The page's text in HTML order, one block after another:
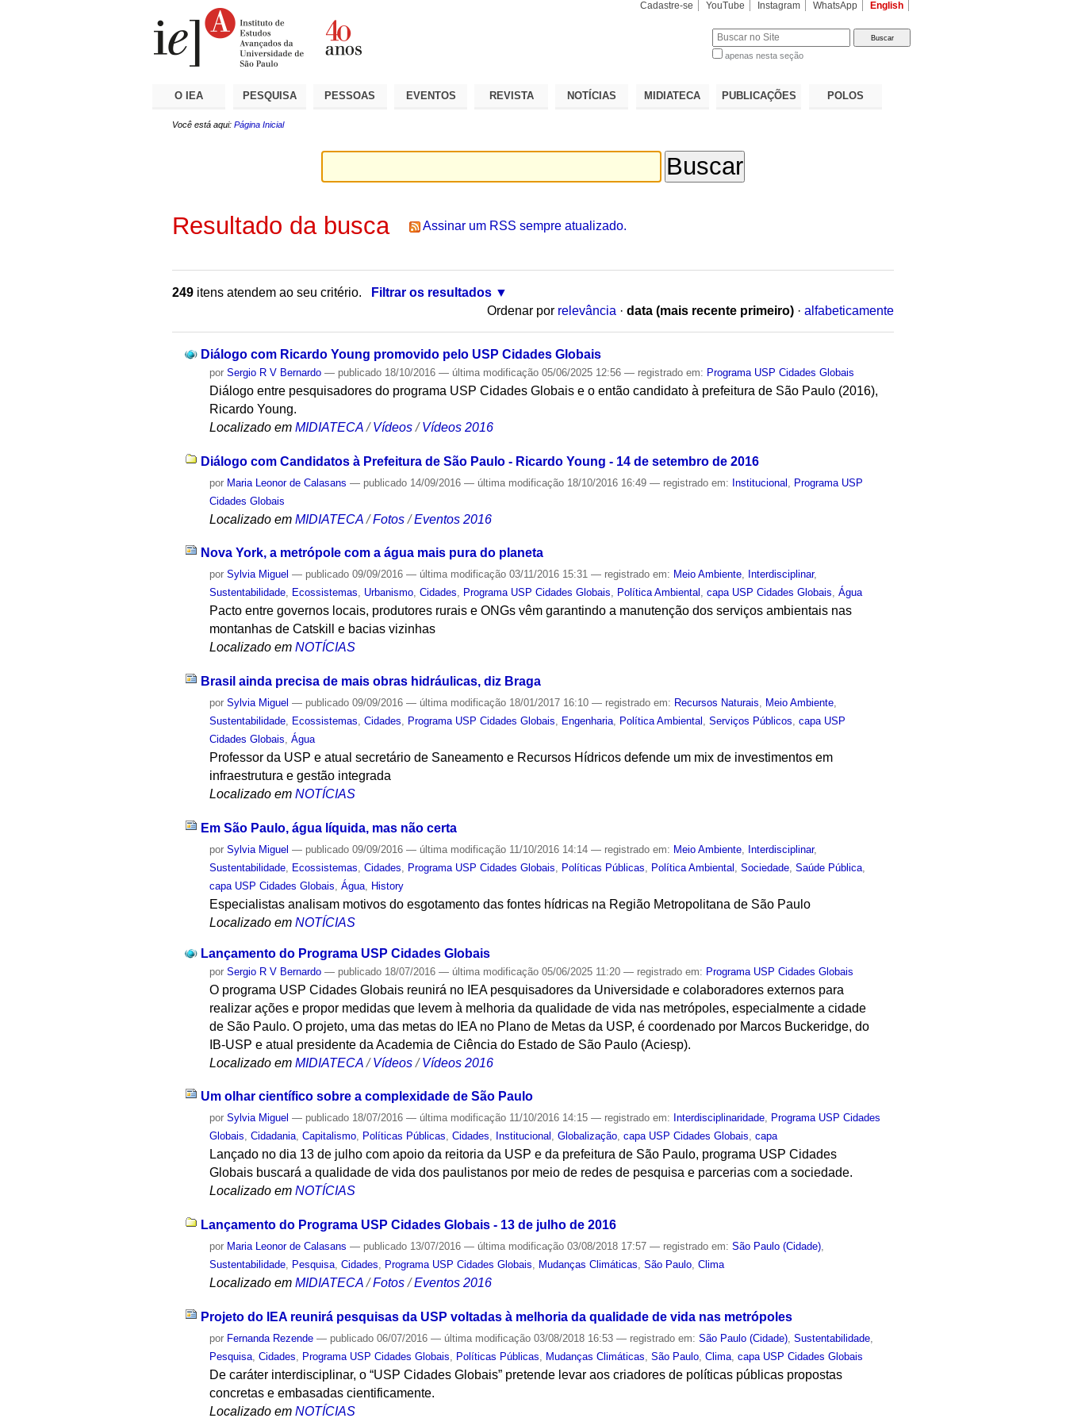
Cadastre-se YouTube Instagram WhatsApp English
apenas nesta seção
O IEA PESQUISA PESSOAS EVENTOS REVISTA NOTÍCIAS MIDIATECA PUBLICAÇÕES POLOS
Você está aqui: Página Inicial
Resultado da busca Assinar um RSS sempre atualizado.
249 itens atendem ao seu critério.
Filtrar os resultados
Ordenar por relevância · data (mais recente primeiro) · alfabeticamente
Diálogo com Ricardo Young promovido pelo USP Cidades Globais
porSergio R V Bernardo — publicado 18/10/2016— última modificação 05/06/2025 12:56— registrado em: Programa USP Cidades Globais
Diálogo entre pesquisadores do programa USP Cidades Globais e o então candidato à prefeitura de São Paulo (2016),
Ricardo Young.
Localizado em MIDIATECA /Vídeos /Vídeos 2016
Diálogo com Candidatos à Prefeitura de São Paulo - Ricardo Young - 14 de setembro de 2016
por Maria Leonor de Calasans — publicado 14/09/2016— última modificação 18/10/2016 16:49— registrado em: Institucional
Programa USP
Cidades Globais
Localizado em MIDIATECA /Fotos /Eventos 2016
Nova York, a metrópole com a água mais pura do planeta
porSylvia Miguel — publicado 09/09/2016— última modificação 03/11/2016 15:31— registrado em: Meio Ambiente, Interdisciplinar,
Sustentabilidade, Ecossistemas, Urbanismo,Cidades, Programa USP Cidades Globais, Política Ambiental ,capa USP Cidades Globais,Água
Pacto entre governos locais, produtores rurais e ONGs vêm garantindo a manutenção dos serviços ambientais nas
montanhas de Catskill e bacias vizinhas
Localizado em NOTÍCIAS
Brasil ainda precisa de mais obras hidráulicas, diz Braga
porSylvia Miguel — publicado 09/09/2016— última modificação 18/01/2017 16:10— registrado em: Recursos Naturais, Meio Ambiente,
Sustentabilidade, Ecossistemas,Cidades, Programa USP Cidades Globais, Engenharia, Política Ambiental ,Serviços Públicos,capa USP
Cidades Globais,Água
Professor da USP e atual secretário de Saneamento e Recursos Hídricos defende um mix de investimentos em
infraestrutura e gestão integrada
Localizado em NOTÍCIAS
Em São Paulo, água líquida, mas não certa
porSylvia Miguel — publicado 09/09/2016— última modificação 11/10/2016 14:14— registrado em: Meio Ambiente Interdisciplinar,
Sustentabilidade
Ecossistemas ,Cidades Programa USP Cidades Globais Políticas Públicas Política Ambiental ,Sociedade ,Saúde Pública
capa USP Cidades Globais ,Água History
Especialistas analisam motivos do esgotamento das fontes hídricas na Região Metropolitana de São Paulo
Localizado em NOTÍCIAS
Lançamento do Programa USP Cidades Globais
porSergio R V Bernardo — publicado 18/07/2016— última modificação 05/06/2025 11:20— registrado em: Programa USP Cidades Globais
O programa USP Cidades Globais reunirá no IEA pesquisadores da Universidade e colaboradores externos para
realizar ações e propor medidas que levem à melhoria da qualidade de vida nas metrópoles, especialmente a cidade
de São Paulo. O projeto, uma das metas do IEA no Plano de Metas da USP, é coordenado por Marcos Buckeridge, do
IB-USP e atual presidente da Academia de Ciência do Estado de São Paulo (Aciesp).
Localizado em MIDIATECA /Vídeos /Vídeos 2016
Um olhar científico sobre a complexidade de São Paulo
porSylvia Miguel — publicado 18/07/2016— última modificação 11/10/2016 14:15— registrado em: Interdisciplinaridade, Programa USP Cidades
Globais,Cidadania,Capitalismo, Políticas Públicas,Cidades, Institucional ,Globalização,capa USP Cidades Globais,capa
Lançado no dia 13 de julho com apoio da reitoria da USP e da prefeitura de São Paulo, programa USP Cidades
Globais buscará a qualidade de vida dos paulistanos por meio de redes de pesquisa e parcerias com a sociedade.
Localizado em NOTÍCIAS
Lançamento do Programa USP Cidades Globais - 13 de julho de 2016
por Maria Leonor de Calasans — publicado 13/07/2016— última modificação 03/08/2018 17:57— registrado em:São Paulo (Cidade)
Sustentabilidade
Pesquisa ,Cidades Programa USP Cidades Globais Mudanças Climáticas ,São Paulo ,Clima
Localizado em MIDIATECA /Fotos /Eventos 2016
Projeto do IEA reunirá pesquisas da USP voltadas à melhoria da qualidade de vida nas metrópoles
por Fernanda Rezende — publicado 06/07/2016— última modificação 03/08/2018 16:53— registrado em:São Paulo (Cidade) ,Sustentabilidade
Pesquisa ,Cidades Programa USP Cidades Globais Políticas Públicas Mudanças Climáticas ,São Paulo ,Clima ,capa USP Cidades Globais
De caráter interdisciplinar, o “USP Cidades Globais” pretende levar aos criadores de políticas públicas propostas
concretas e embasadas cientificamente.
Localizado em NOTÍCIAS